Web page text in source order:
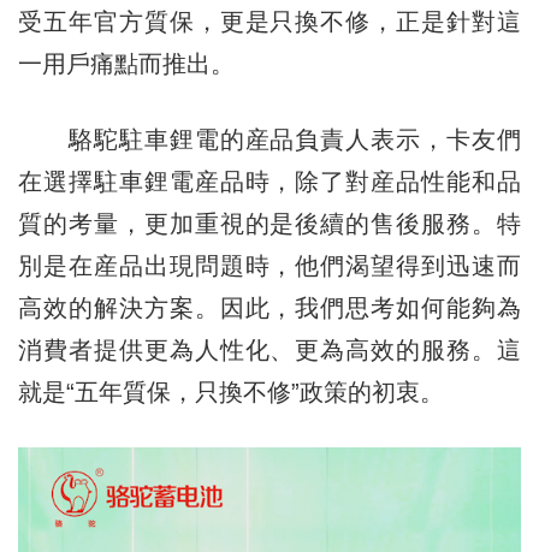
受五年官方質保，更是只換不修，正是針對這
一用戶痛點而推出。
駱駝駐車鋰電的産品負責人表示，卡友們
在選擇駐車鋰電産品時，除了對産品性能和品
質的考量，更加重視的是後續的售後服務。特
別是在産品出現問題時，他們渴望得到迅速而
高效的解決方案。因此，我們思考如何能夠為
消費者提供更為人性化、更為高效的服務。這
就是“五年質保，只換不修”政策的初衷。